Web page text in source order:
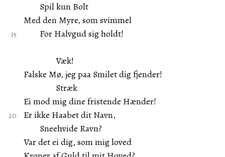
Spil kun Bolt
Med den Myre, som svimmel
For Halvgud sig holdt!
Væk!
Falske Mø, jeg paa Smilet dig fjender!
Stræk
Ei mod mig dine fristende Hænder!
Er ikke Haabet dit Navn,
Sneehvide Ravn?
Var det ei dig, som mig loved